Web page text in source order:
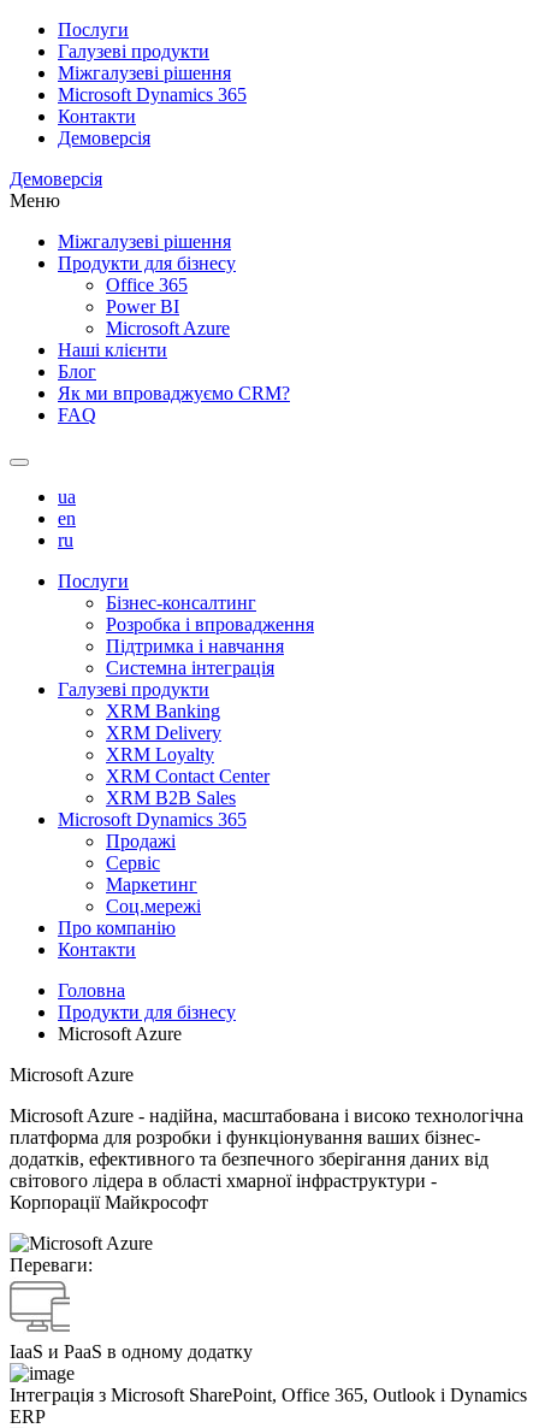
Послуги
Галузеві продукти
Міжгалузеві рішення
Microsoft Dynamics 365
Контакти
Демоверсія
Демоверсія
Меню
Міжгалузеві рішення
Продукти для бізнесу
Office 365
Power BI
Microsoft Azure
Наші клієнти
Блог
Як ми впроваджуємо CRM?
FAQ
ua
en
ru
Послуги
Бізнес-консалтинг
Розробка і впровадження
Підтримка і навчання
Системна інтеграція
Галузеві продукти
XRM Banking
XRM Delivery
XRM Loyalty
XRM Contact Center
XRM B2B Sales
Microsoft Dynamics 365
Продажі
Сервіс
Маркетинг
Соц.мережі
Про компанію
Контакти
Головна
Продукти для бізнесу
Microsoft Azure
Microsoft Azure
Microsoft Azure - надійна, масштабована і високо технологічна
платформа для розробки і функціонування ваших бізнес-
додатків, ефективного та безпечного зберігання даних від
світового лідера в області хмарної інфраструктури -
Корпорації Майкрософт
Переваги:
IaaS и PaaS в одному додатку
Інтеграція з Microsoft SharePoint, Office 365, Outlook і Dynamics
ERP